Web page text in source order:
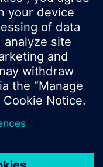
pro každou